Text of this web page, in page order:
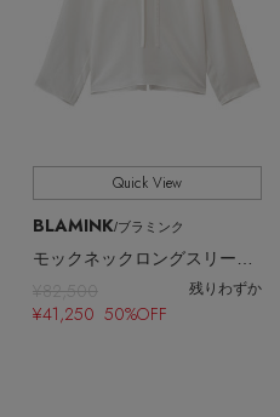
Quick View
BLAMINK/ブラミンク
モックネックロングスリーブブラウス
¥82,500 残りわずか
¥41,250 50%OFF